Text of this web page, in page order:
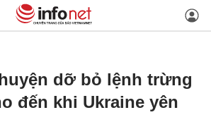
dỡ bỏ lệnh trừng
đến khi Ukraine yên